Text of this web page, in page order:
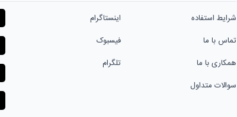
شرایط استفاده
تماس با ما
همکاری با ما
سوالات متداول
اینستاگرام
فیسبوک
تلگرام